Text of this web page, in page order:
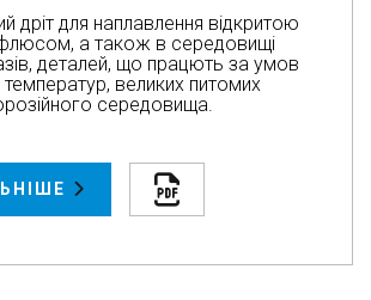
дріт для наплавлення відкритою
а також в середовищі
деталей, що працють за умов
температур, великих питомих
середовища.